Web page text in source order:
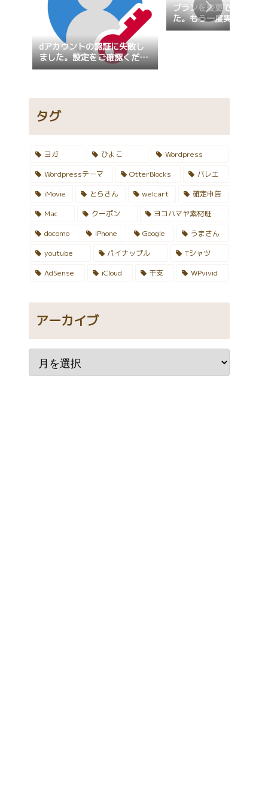
dアカウントの認証に失敗し
ました。設定をご確認くださ
い。設定の確認が行えない場
プランを変更できません
た。もう一度実行してく
い。
タグ
ヨガ ひよこ
Wordpress
Wordpressテーマ
OtterBlocks
バレエ
iMovie
とらさん welcart
確定申告
Mac
クーポン
ヨコハマヤ素材班
docomo
iPhone Google
うまさん
youtube
パイナップル
Tシャツ
AdSense
iCloud 干支 WPvivid
アーカイブ